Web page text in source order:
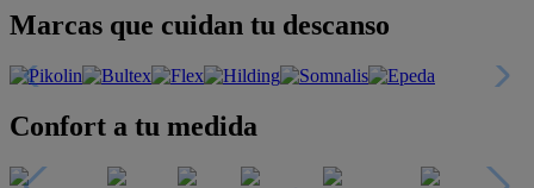
Marcas que cuidan tu descanso
Confort a tu medida